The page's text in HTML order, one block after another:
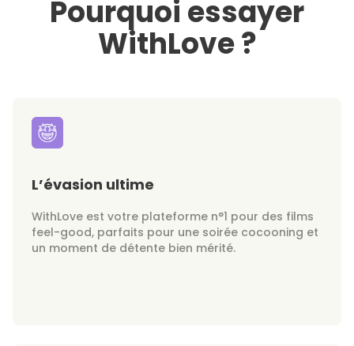
Pourquoi essayer
WithLove ?
L’évasion ultime
WithLove est votre plateforme n°1 pour des films
feel-good, parfaits pour une soirée cocooning et
un moment de détente bien mérité.